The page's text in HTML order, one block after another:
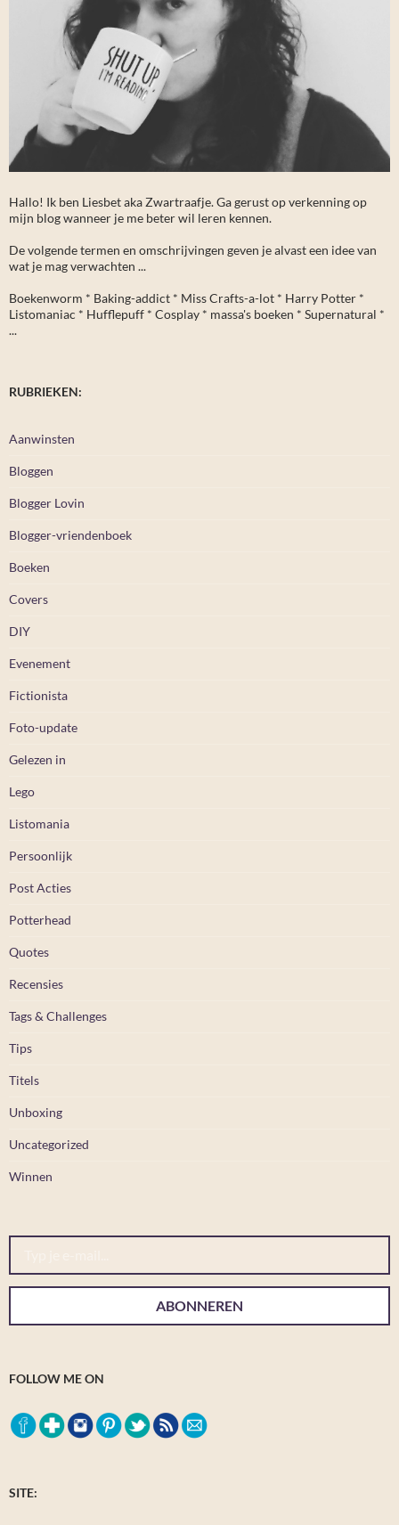
Hallo! Ik ben Liesbet aka Zwartraafje. Ga gerust op verkenning op
mijn blog wanneer je me beter wil leren kennen.
De volgende termen en omschrijvingen geven je alvast een idee van
wat je mag verwachten ...
Boekenworm * Baking-addict * Miss Crafts-a-lot * Harry Potter *
Listomaniac * Hufflepuff * Cosplay * massa's boeken * Supernatural *
...
RUBRIEKEN:
Aanwinsten
Bloggen
Blogger Lovin
Blogger-vriendenboek
Boeken
Covers
DIY
Evenement
Fictionista
Foto-update
Gelezen in
Lego
Listomania
Persoonlijk
Post Acties
Potterhead
Quotes
Recensies
Tags & Challenges
Tips
Titels
Unboxing
Uncategorized
Winnen
Typ je e-mail...
ABONNEREN
FOLLOW ME ON
SITE: